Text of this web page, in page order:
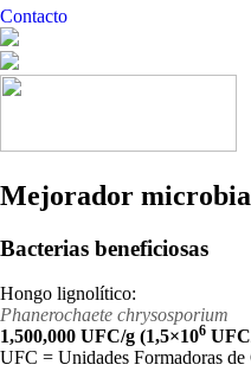
Contacto
Mejorador
Bacterias beneficiosas
Hongo lignolítico:
Phanerochaete chrysosporium
1,500,000 UFC/g (1,5×106
UFC = Unidades Formadoras de